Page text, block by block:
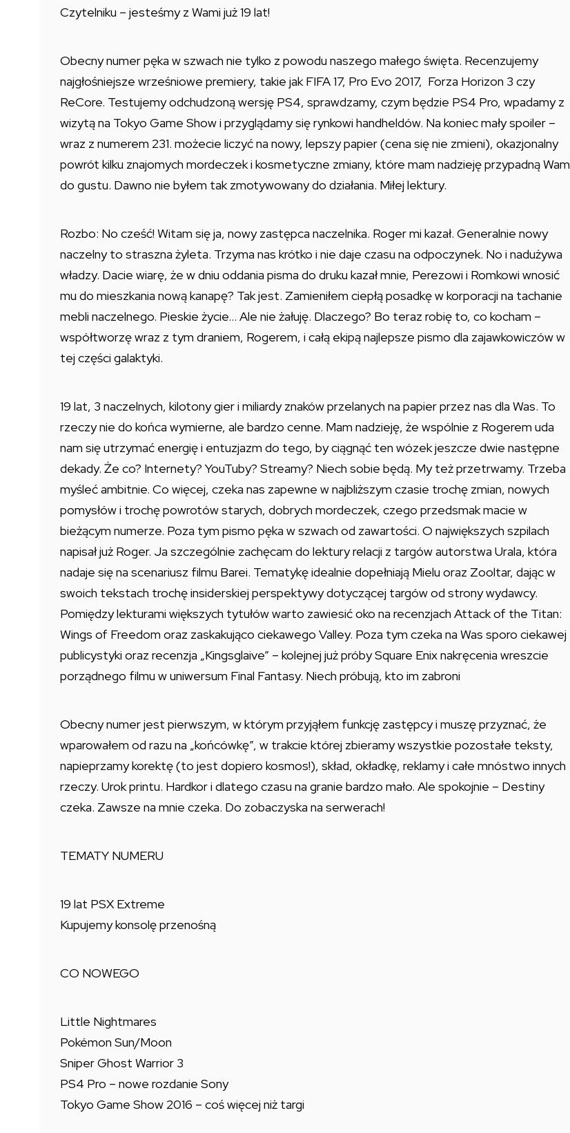
Czytelniku – jesteśmy z Wami już 19 lat!
Obecny numer pęka w szwach nie tylko z powodu naszego małego święta. Recenzujemy
najgłośniejsze wrześniowe premiery, takie jak FIFA 17, Pro Evo 2017, Forza Horizon 3 czy
ReCore. Testujemy odchudzoną wersję PS4, sprawdzamy, czym będzie PS4 Pro, wpadamy z
wizytą na Tokyo Game Show i przyglądamy się rynkowi handheldów. Na koniec mały spoiler –
wraz z numerem 231. możecie liczyć na nowy, lepszy papier (cena się nie zmieni), okazjonalny
powrót kilku znajomych mordeczek i kosmetyczne zmiany, które mam nadzieję przypadną Wam
do gustu. Dawno nie byłem tak zmotywowany do działania. Miłej lektury.
Rozbo: No cześć! Witam się ja, nowy zastępca naczelnika. Roger mi kazał. Generalnie nowy
naczelny to straszna żyleta. Trzyma nas krótko i nie daje czasu na odpoczynek. No i nadużywa
władzy. Dacie wiarę, że w dniu oddania pisma do druku kazał mnie, Perezowi i Romkowi wnosić
mu do mieszkania nową kanapę? Tak jest. Zamieniłem ciepłą posadkę w korporacji na tachanie
mebli naczelnego. Pieskie życie… Ale nie żałuję. Dlaczego? Bo teraz robię to, co kocham –
współtworzę wraz z tym draniem, Rogerem, i całą ekipą najlepsze pismo dla zajawkowiczów w
tej części galaktyki.
19 lat, 3 naczelnych, kilotony gier i miliardy znaków przelanych na papier przez nas dla Was. To
rzeczy nie do końca wymierne, ale bardzo cenne. Mam nadzieję, że wspólnie z Rogerem uda
nam się utrzymać energię i entuzjazm do tego, by ciągnąć ten wózek jeszcze dwie następne
dekady. Że co? Internety? YouTuby? Streamy? Niech sobie będą. My też przetrwamy. Trzeba
myśleć ambitnie. Co więcej, czeka nas zapewne w najbliższym czasie trochę zmian, nowych
pomysłów i trochę powrotów starych, dobrych mordeczek, czego przedsmak macie w
bieżącym numerze. Poza tym pismo pęka w szwach od zawartości. O największych szpilach
napisał już Roger. Ja szczególnie zachęcam do lektury relacji z targów autorstwa Urala, która
nadaje się na scenariusz filmu Barei. Tematykę idealnie dopełniają Mielu oraz Zooltar, dając w
swoich tekstach trochę insiderskiej perspektywy dotyczącej targów od strony wydawcy.
Pomiędzy lekturami większych tytułów warto zawiesić oko na recenzjach Attack of the Titan:
Wings of Freedom oraz zaskakująco ciekawego Valley. Poza tym czeka na Was sporo ciekawej
publicystyki oraz recenzja „Kingsglaive” – kolejnej już próby Square Enix nakręcenia wreszcie
porządnego filmu w uniwersum Final Fantasy. Niech próbują, kto im zabroni
Obecny numer jest pierwszym, w którym przyjąłem funkcję zastępcy i muszę przyznać, że
wparowałem od razu na „końcówkę”, w trakcie której zbieramy wszystkie pozostałe teksty,
napieprzamy korektę (to jest dopiero kosmos!), skład, okładkę, reklamy i całe mnóstwo innych
rzeczy. Urok printu. Hardkor i dlatego czasu na granie bardzo mało. Ale spokojnie – Destiny
czeka. Zawsze na mnie czeka. Do zobaczyska na serwerach!
TEMATY NUMERU
19 lat PSX Extreme
Kupujemy konsolę przenośną
CO NOWEGO
Little Nightmares
Pokémon Sun/Moon
Sniper Ghost Warrior 3
PS4 Pro – nowe rozdanie Sony
Tokyo Game Show 2016 – coś więcej niż targi